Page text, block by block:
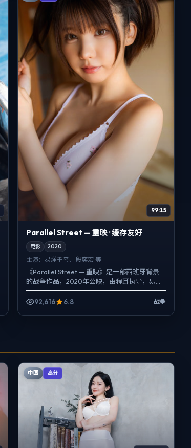
99:15
Parallel Street — 重映 · 缓存友好
电影 2020
主演：易烊千玺、段奕宏 等
《Parallel Street — 重映》是一部西班牙背景
的战争作品，2020年公映，由程耳执导，易烊
千玺、段奕宏、松田龙平等主演。节奏先抑后...
92,616
6.8 战争
中国 高分